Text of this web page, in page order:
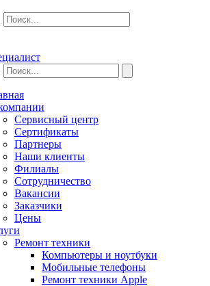
Сервисный центр
Сертификаты
Партнеры
Наши клиенты
Филиалы
Сотрудничество
Вакансии
Заказчики
Цены
Ремонт техники
Компьютеры и ноутбуки
Мобильные телефоны
Ремонт техники Apple